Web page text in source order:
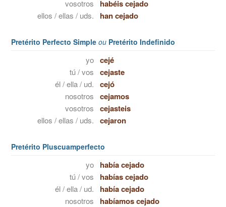
vosotros habéis cejado
ellos / ellas / uds. han cejado
Pretérito Perfecto Simple ou Pretérito Indefinido
yo cejé
tú / vos cejaste
él / ella / ud. cejó
nosotros cejamos
vosotros cejasteis
ellos / ellas / uds. cejaron
Pretérito Pluscuamperfecto
yo había cejado
tú / vos habías cejado
él / ella / ud. había cejado
nosotros habíamos cejado